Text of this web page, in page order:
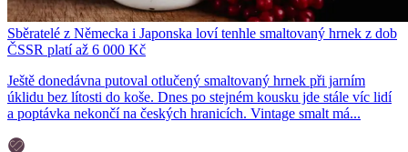
Sběratelé z Německa i Japonska loví tenhle smaltovaný hrnek z dob
ČSSR platí až 6 000 Kč
Ještě donedávna putoval otlučený smaltovaný hrnek při jarním
úklidu bez lítosti do koše. Dnes po stejném kousku jde stále víc lidí
a poptávka nekončí na českých hranicích. Vintage smalt má...